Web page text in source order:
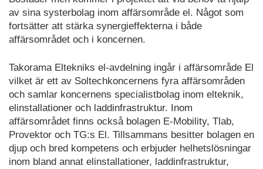
av sina systerbolag inom affärsområde el. Något som
fortsätter att stärka synergieffekterna i både
affärsområdet och i koncernen.
Takorama Eltekniks el-avdelning ingår i affärsområde El
vilket är ett av Soltechkoncernens fyra affärsområden
och samlar koncernens specialistbolag inom elteknik,
elinstallationer och laddinfrastruktur. Inom
affärsområdet finns också bolagen E-Mobility, Tlab,
Provektor och TG:s El. Tillsammans besitter bolagen en
djup och bred kompetens och erbjuder helhetslösningar
inom bland annat elinstallationer, laddinfrastruktur,